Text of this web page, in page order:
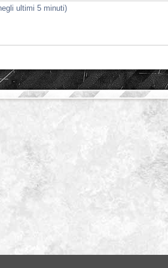
ultimi 5 minuti)